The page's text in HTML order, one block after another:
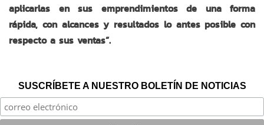
aplicarlas en sus emprendimientos de una forma
rápida, con alcances y resultados lo antes posible con
respecto a sus ventas”.
SUSCRÍBETE A NUESTRO BOLETÍN DE NOTICIAS